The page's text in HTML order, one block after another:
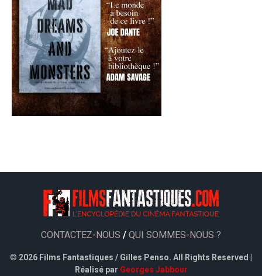
CONTACTEZ-NOUS / QUI SOMMES-NOUS ?
© 2026 Films Fantastiques / Gilles Penso. All Rights Reserved |
Réalisé par Georges Jabbour